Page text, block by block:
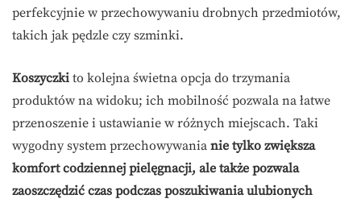
perfekcyjnie w przechowywaniu drobnych przedmiotów,
takich jak pędzle czy szminki.
Koszyczki to kolejna świetna opcja do trzymania
produktów na widoku; ich mobilność pozwala na łatwe
przenoszenie i ustawianie w różnych miejscach. Taki
wygodny system przechowywania nie tylko zwiększa
komfort codziennej pielęgnacji, ale także pozwala
zaoszczędzić czas podczas poszukiwania ulubionych